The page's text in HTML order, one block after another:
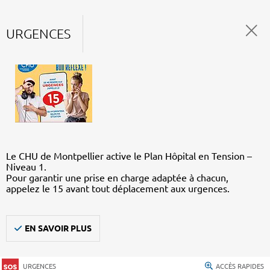
URGENCES
Le CHU de Montpellier active le Plan Hôpital en Tension –
Niveau 1.
Pour garantir une prise en charge adaptée à chacun,
appelez le 15 avant tout déplacement aux urgences.
EN SAVOIR PLUS
URGENCES ACCÈS RAPIDES